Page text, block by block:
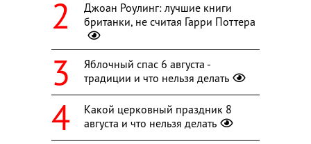
Джоан Роулинг: лучшие книги
британки, не считая Гарри Поттера
Яблочный спас 6 августа -
традиции и что нельзя делать
Какой церковный праздник 8
августа и что нельзя делать